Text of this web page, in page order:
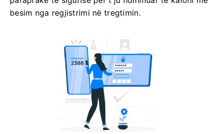
besim nga regjistrimi në tregtimin.